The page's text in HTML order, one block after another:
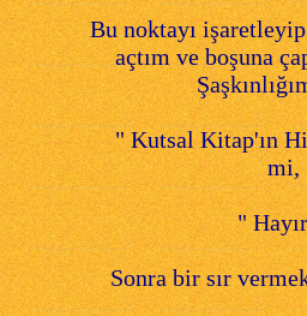
Bu noktayı
açtım ve boşuna
" Kutsal Kitap'ın
mi,
"
Sonra bir sır